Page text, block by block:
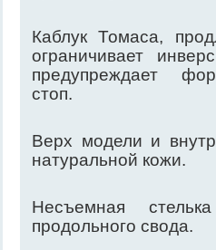
Каблук Томаса,
ограничивает
предупреждает
стоп.
Верх модели и
натуральной кожи.
Несъемная
продольного свода.